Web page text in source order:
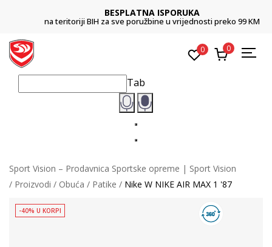
BESPLATNA ISPORUKA
na teritoriji BIH za sve poružbine u vrijednosti preko 99 KM
0 0
Tab
Sport Vision – Prodavnica Sportske opreme | Sport Vision
Proizvodi
Obuća Patike Nike W NIKE AIR MAX 1 '87
-40% U KORPI